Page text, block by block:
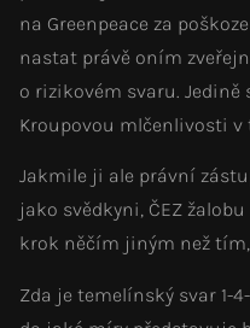
na Greenpeace za
nastat právě oním
o rizikovém svaru.
Kroupovou mlčenlivosti v
Jakmile ji ale právní
jako svědkyni, ČEZ
krok něčím jiným než
Zda je temelínský svar 1-